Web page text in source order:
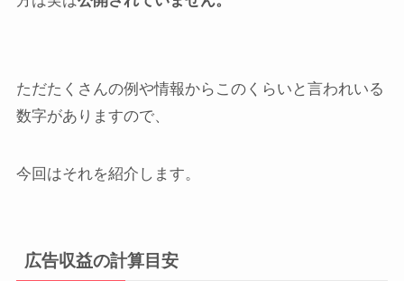
ただたくさんの例や情報からこのくらいと言われいる
数字がありますので、
今回はそれを紹介します。
広告収益の計算目安